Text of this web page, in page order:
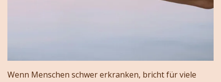
Wenn Menschen schwer erkranken, bricht für viele